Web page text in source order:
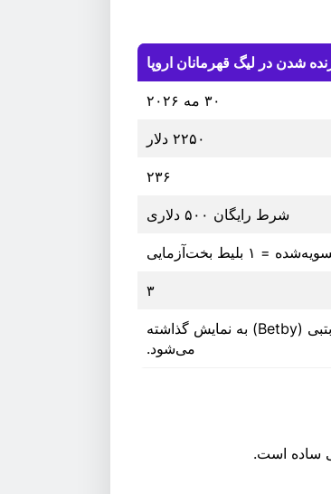
شدن در لیگ قهرمانان اروپا
۳۰ مه ۲۰۲۶
۲۲۵۰ دلار
۲۳۶
شرط رایگان ۵۰۰ دلاری
۳
لیگ قهرمانان اروپا در سایت شرط بندی بتبی (Betby) به نمایش گذاشته
می‌شود.
ساده است.